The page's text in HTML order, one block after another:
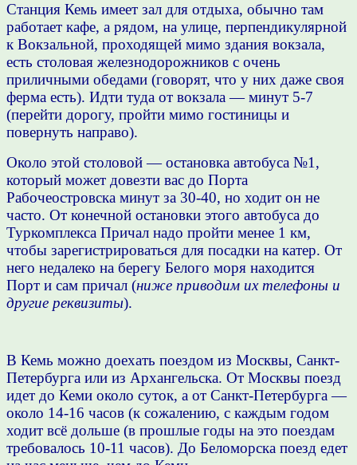
Станция Кемь имеет зал для отдыха, обычно там
работает кафе, а рядом, на улице, перпендикулярной
к Вокзальной, проходящей мимо здания вокзала,
есть столовая железнодорожников с очень
приличными обедами (говорят, что у них даже своя
ферма есть). Идти туда от вокзала — минут 5-7
(перейти дорогу, пройти мимо гостиницы и
повернуть направо).
Около этой столовой — остановка автобуса №1,
который может довезти вас до Порта
Рабочеостровска минут за 30-40, но ходит он не
часто. От конечной остановки этого автобуса до
Туркомплекса Причал надо пройти менее 1 км,
чтобы зарегистрироваться для посадки на катер. От
него недалеко на берегу Белого моря находится
Порт и сам причал (ниже приводим их телефоны и
другие реквизиты).
В Кемь можно доехать поездом из Москвы, Санкт-
Петербурга или из Архангельска. От Москвы поезд
идет до Кеми около суток, а от Санкт-Петербурга —
около 14-16 часов (к сожалению, с каждым годом
ходит всё дольше (в прошлые годы на это поездам
требовалось 10-11 часов). До Беломорска поезд едет